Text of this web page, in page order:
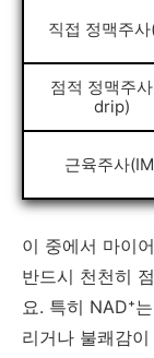
직접 정맥주사
점적 정맥주
drip)
근육주사
이 중에서 마이
반드시 천천히
요. 특히 NAD⁺
리거나 불쾌감